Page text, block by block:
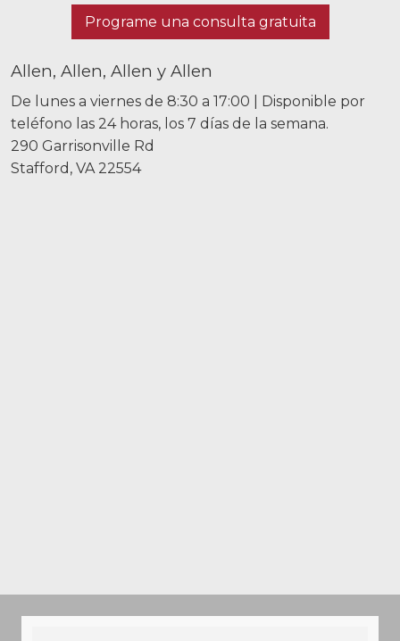
Programe una consulta gratuita
Allen, Allen, Allen y Allen
De lunes a viernes de 8:30 a 17:00 | Disponible por
teléfono las 24 horas, los 7 días de la semana.
290 Garrisonville Rd
Stafford, VA 22554